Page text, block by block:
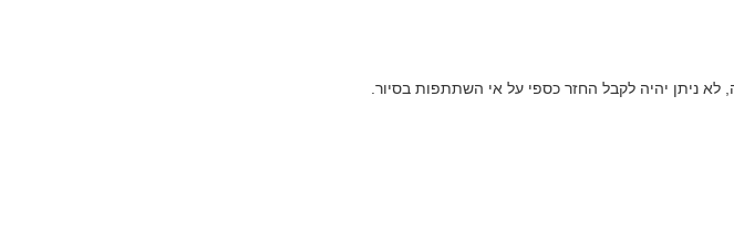
לא ניתן יהיה לקבל החזר כספי על אי השתתפות בסיור.